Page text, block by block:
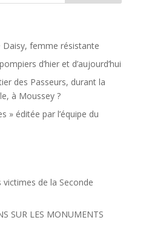
femme résistante
d’hier et d’aujourd’hui
des Passeurs, durant la
à Moussey ?
» éditée par l’équipe du
de la Seconde
SUR LES MONUMENTS